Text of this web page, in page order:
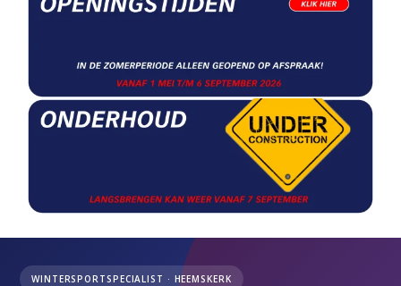
WINTERSPORTSPECIALIST · HEEMSKERK